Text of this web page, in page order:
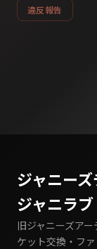
違反報告
ジャニー
ジャニラブ
旧ジャニーズア
ケット交換・フ